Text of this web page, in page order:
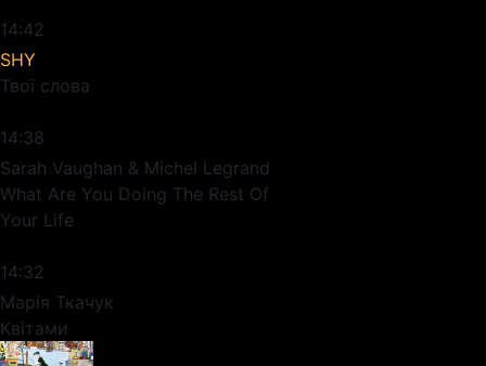
14:42
SHY
Твої слова
14:38
Sarah Vaughan & Michel Legrand
What Are You Doing The Rest Of
Your Life
14:32
Марія Ткачук
Квітами